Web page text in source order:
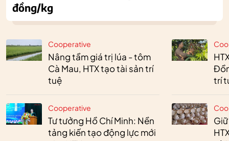
Cooperative
Nâng tầm giá trị lúa - tôm
Cà Mau, HTX tạo tài sản trí
tuệ
Cooperative
Tư tưởng Hồ Chí Minh: Nền
tảng kiến tạo động lực mới
trí
đồng/kg